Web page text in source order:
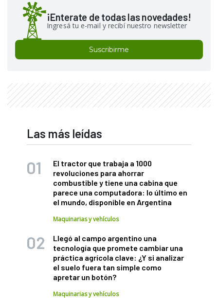
¡Enterate de todas las novedades!
Ingresá tu e-mail y recibí nuestro newsletter
Suscribirme
Las más leídas
El tractor que trabaja a 1000
revoluciones para ahorrar
combustible y tiene una cabina que
parece una computadora: lo último en
el mundo, disponible en Argentina
Maquinarias y vehículos
Llegó al campo argentino una
tecnología que promete cambiar una
práctica agrícola clave: ¿Y si analizar
el suelo fuera tan simple como
apretar un botón?
Maquinarias y vehículos